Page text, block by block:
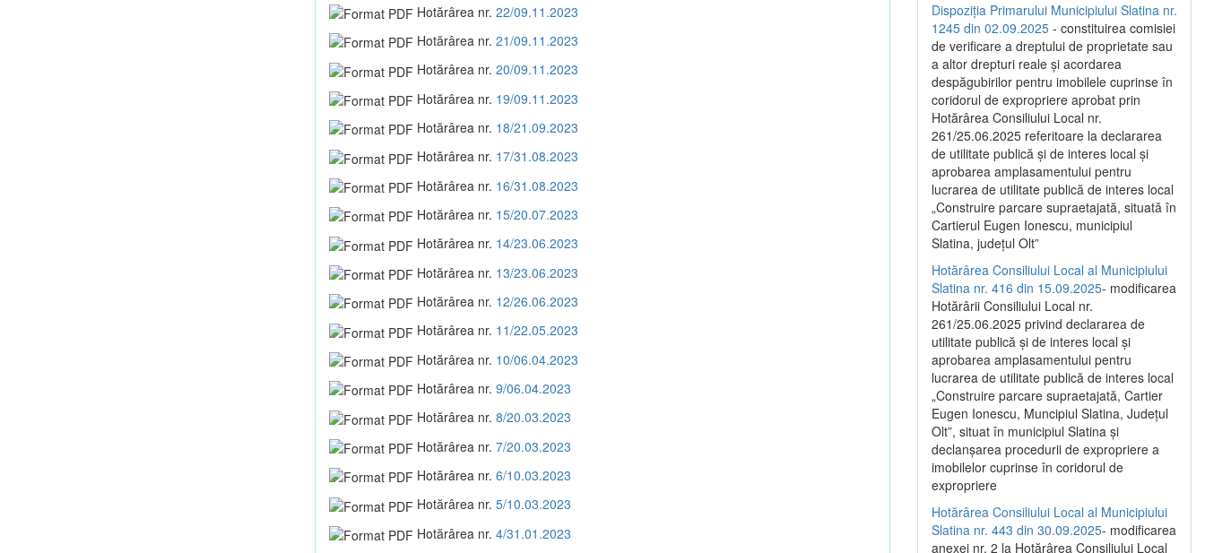
Hotărârea nr. 22/09.11.2023
Hotărârea nr. 21/09.11.2023
Hotărârea nr. 20/09.11.2023
Hotărârea nr. 19/09.11.2023
Hotărârea nr. 18/21.09.2023
Hotărârea nr. 17/31.08.2023
Hotărârea nr. 16/31.08.2023
Hotărârea nr. 15/20.07.2023
Hotărârea nr. 14/23.06.2023
Hotărârea nr. 13/23.06.2023
Hotărârea nr. 12/26.06.2023
Hotărârea nr. 11/22.05.2023
Hotărârea nr. 10/06.04.2023
Hotărârea nr. 9/06.04.2023
Hotărârea nr. 8/20.03.2023
Hotărârea nr. 7/20.03.2023
Hotărârea nr. 6/10.03.2023
Hotărârea nr. 5/10.03.2023
Hotărârea nr. 4/31.01.2023
Dispoziția Primarului Municipiului Slatina nr.
1245 din 02.09.2025 - constituirea comisiei
de verificare a dreptului de proprietate sau
a altor drepturi reale și acordarea
despăgubirilor pentru imobilele cuprinse în
coridorul de expropriere aprobat prin
Hotărârea Consiliului Local nr.
261/25.06.2025 referitoare la declararea
de utilitate publică și de interes local și
aprobarea amplasamentului pentru
lucrarea de utilitate publică de interes local
„Construire parcare supraetajată, situată în
Cartierul Eugen Ionescu, municipiul
Slatina, județul Olt”
Hotărârea Consiliului Local al Municipiului
Slatina nr. 416 din 15.09.2025- modificarea
Hotărârii Consiliului Local nr.
261/25.06.2025 privind declararea de
utilitate publică și de interes local și
aprobarea amplasamentului pentru
lucrarea de utilitate publică de interes local
„Construire parcare supraetajată, Cartier
Eugen Ionescu, Muncipiul Slatina, Județul
Olt”, situat în municipiul Slatina și
declanșarea procedurii de expropriere a
imobilelor cuprinse în coridorul de
expropriere
Hotărârea Consiliului Local al Municipiului
Slatina nr. 443 din 30.09.2025- modificarea
anexei nr. 2 la Hotărârea Consiliului Local